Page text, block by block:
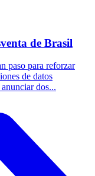
de Brasil
paso para reforzar
de datos
dos...